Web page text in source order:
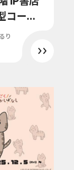
コーナ
2nd An
り